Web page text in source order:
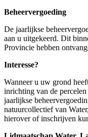
Beheervergoeding
De jaarlijkse
aan u uitgekeerd. Dit
Provincie hebben
Interesse?
Wanneer u uw grond
inrichting van de
jaarlijkse
natuurcollectief van
hierover of inschrijven